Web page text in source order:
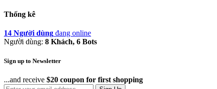
Thống kê
14 Người dùng đang online
Người dùng: 8 Khách, 6 Bots
Sign up to Newsletter
...and receive $20 coupon for first shopping